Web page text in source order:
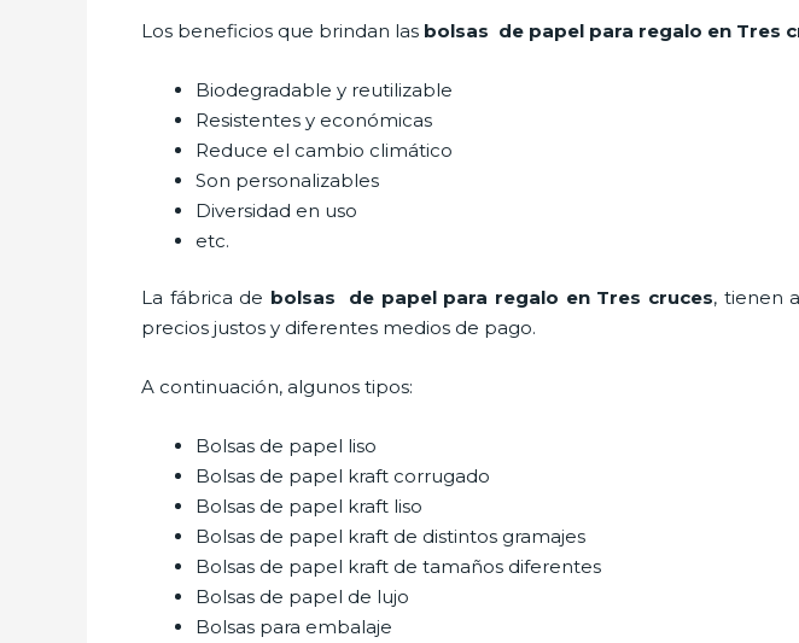
Los beneficios que brindan las bolsas de papel para regalo en Tres
Biodegradable y reutilizable
Resistentes y económicas
Reduce el cambio climático
Son personalizables
Diversidad en uso
etc.
La fábrica de bolsas de papel para regalo en Tres cruces, tienen
precios justos y diferentes medios de pago.
A continuación, algunos tipos:
Bolsas de papel liso
Bolsas de papel kraft corrugado
Bolsas de papel kraft liso
Bolsas de papel kraft de distintos gramajes
Bolsas de papel kraft de tamaños diferentes
Bolsas de papel de lujo
Bolsas para embalaje